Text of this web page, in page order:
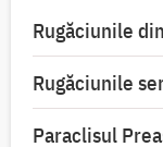
Rugăciunile
Rugăciunile
Paraclisul